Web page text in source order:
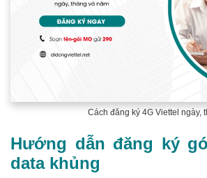
Cách đăng ký 4G Viettel ngày,
Hướng dẫn đăng ký
data khủng